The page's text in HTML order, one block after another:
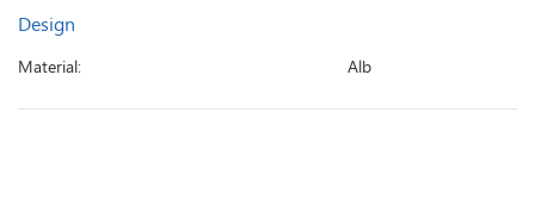
Design
Material: Alb